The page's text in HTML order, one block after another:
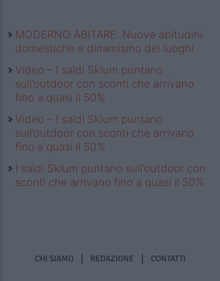
MODERNO ABITARE: Nuove abitudini
domestiche e dinamismo dei luoghi
Video – I saldi Sklum puntano
sull’outdoor con sconti che arrivano
fino a quasi il 50%
Video – I saldi Sklum puntano
sull’outdoor con sconti che arrivano
fino a quasi il 50%
I saldi Sklum puntano sull’outdoor con
sconti che arrivano fino a quasi il 50%
CHI SIAMO REDAZIONE CONTATTI